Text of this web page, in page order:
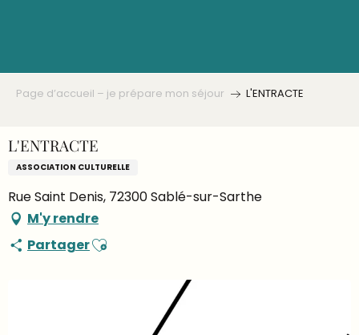
Page d’accueil – je prépare mon séjour L'ENTRACTE
L'ENTRACTE
ASSOCIATION CULTURELLE
Rue Saint Denis, 72300 Sablé-sur-Sarthe
M'y rendre
PartagerAjouter aux favoris